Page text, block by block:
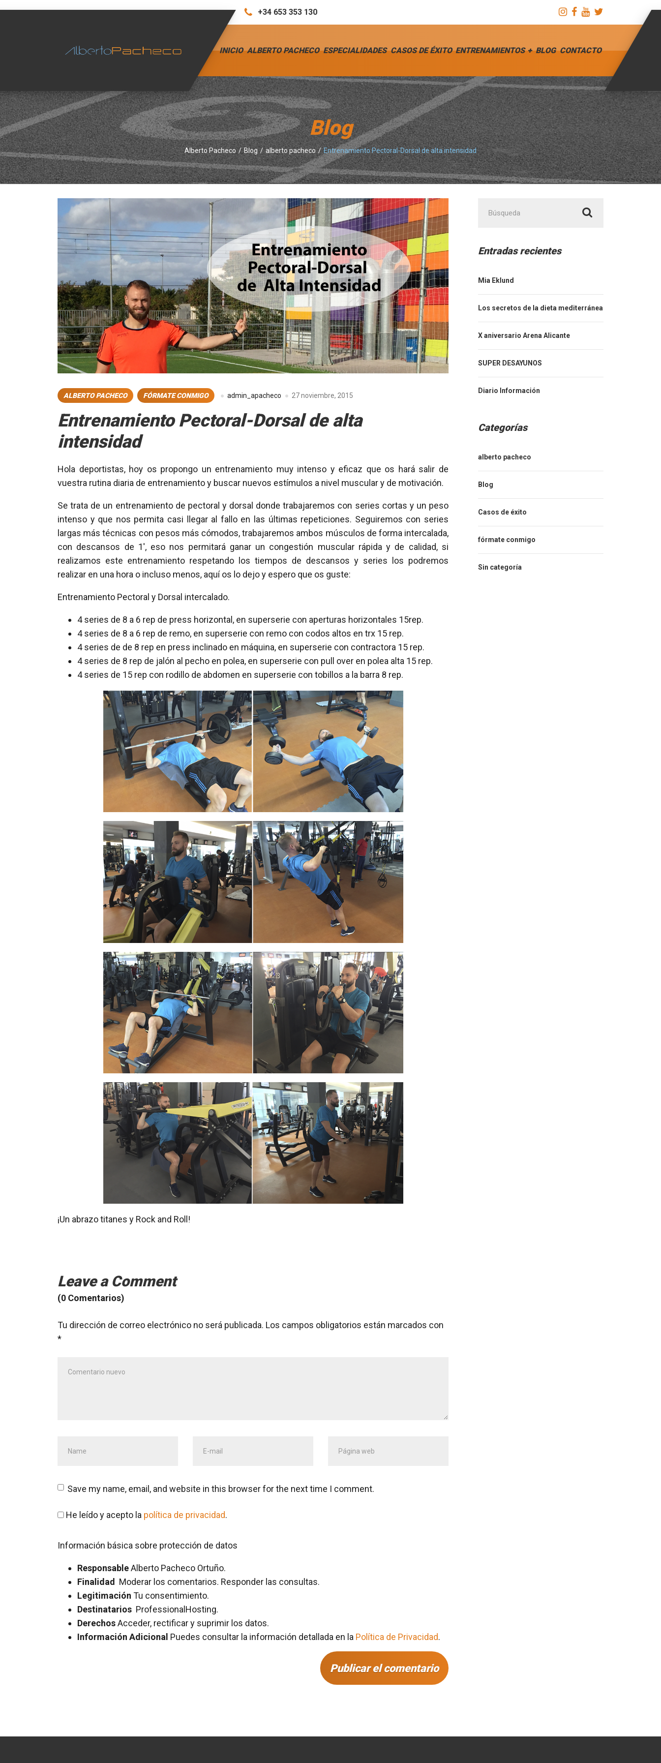
+34 653 353 130
INICIO ALBERTO PACHECO ESPECIALIDADES CASOS DE ÉXITO ENTRENAMIENTOS BLOG CONTACTO
Blog
Alberto Pacheco Blog alberto pacheco Entrenamiento Pectoral-Dorsal de alta intensidad
ALBERTO PACHECO FÓRMATE CONMIGO admin_apacheco 27 noviembre, 2015
Entrenamiento Pectoral-Dorsal de alta
intensidad
Hola deportistas, hoy os propongo un entrenamiento muy intenso y eficaz que os hará salir de
vuestra rutina diaria de entrenamiento y buscar nuevos estímulos a nivel muscular y de motivación.
Se trata de un entrenamiento de pectoral y dorsal donde trabajaremos con series cortas y un peso
intenso y que nos permita casi llegar al fallo en las últimas repeticiones. Seguiremos con series
largas más técnicas con pesos más cómodos, trabajaremos ambos músculos de forma intercalada,
con descansos de 1′, eso nos permitará ganar un congestión muscular rápida y de calidad, si
realizamos este entrenamiento respetando los tiempos de descansos y series los podremos
realizar en una hora o incluso menos, aquí os lo dejo y espero que os guste:
Entrenamiento Pectoral y Dorsal intercalado.
4 series de 8 a 6 rep de press horizontal, en superserie con aperturas horizontales 15rep.
4 series de 8 a 6 rep de remo, en superserie con remo con codos altos en trx 15 rep.
4 series de de 8 rep en press inclinado en máquina, en superserie con contractora 15 rep.
4 series de 8 rep de jalón al pecho en polea, en superserie con pull over en polea alta 15 rep.
4 series de 15 rep con rodillo de abdomen en superserie con tobillos a la barra 8 rep.
¡Un abrazo titanes y Rock and Roll!
Leave a Comment
(0 Comentarios)
Tu dirección de correo electrónico no será publicada. Los campos obligatorios están marcados con
*
comentario*
apellido
electrónico
web
Save my name, email, and website in this browser for the next time I comment.
He leído y acepto la política de privacidad.
Información básica sobre protección de datos
ResponsableAlberto Pacheco Ortuño.
Finalidad
Moderar los comentarios. Responder las consultas.
Legitimación Tu consentimiento.
Destinatarios ProfessionalHosting.
DerechosAcceder, rectificar y suprimir los datos.
Información Adicional Puedes consultar la información detallada en la Política de Privacidad.
Entradas recientes
Mia Eklund
Los secretos de la dieta mediterránea
X aniversario Arena Alicante
SUPER DESAYUNOS
Diario Información
Categorías
alberto pacheco
Blog
Casos de éxito
fórmate conmigo
Sin categoría